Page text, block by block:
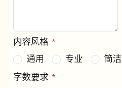
内容风格 *
通用
专业
简洁
字数要求 *